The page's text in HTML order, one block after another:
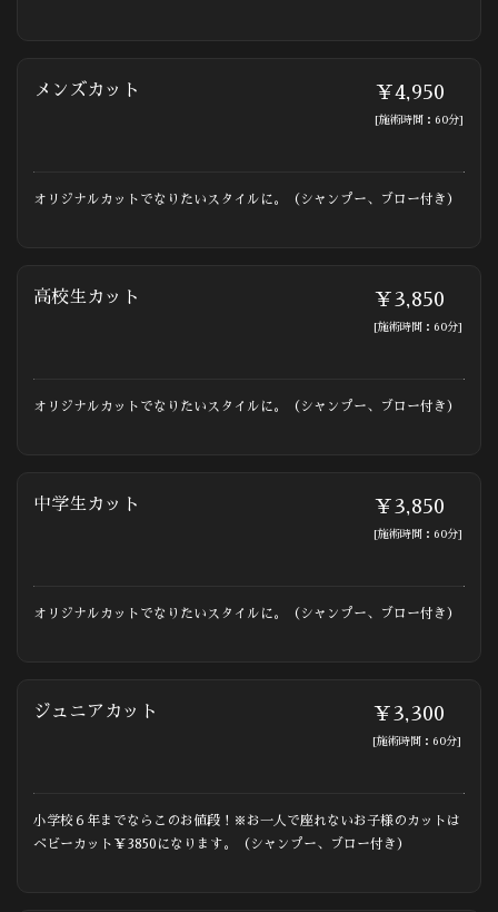
メンズカット ￥4,950
[施術時間：60分]
オリジナルカットでなりたいスタイルに。（シャンプー、ブロー付き）
高校生カット ￥3,850
[施術時間：60分]
オリジナルカットでなりたいスタイルに。（シャンプー、ブロー付き）
中学生カット ￥3,850
[施術時間：60分]
オリジナルカットでなりたいスタイルに。（シャンプー、ブロー付き）
ジュニアカット ￥3,300
[施術時間：60分]
小学校６年までならこのお値段！※お一人で座れないお子様のカットは
ベビーカット￥3850になります。（シャンプー、ブロー付き）